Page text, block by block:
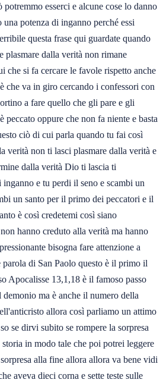
esserci e alcune cose lo danno
potenza di inganno perché essi
questa frase qui guardate quando
plasmare dalla verità non rimane
che si fa cercare le favole rispetto anche
che va in giro cercando i confessori con
a fare quello che gli pare e gli
peccato oppure che non fa niente e basta
ciò di cui parla quando tu fai così
verità non ti lasci plasmare dalla verità e
dalla verità Dio ti lascia ti
e tu perdi il seno e scambi un
un santo per il primo dei peccatori e il
è così credetemi così siano
hanno creduto alla verità ma hanno
bisogna fare attenzione a
di San Paolo questo è il primo il
Apocalisse 13,1,18 è il famoso passo
ma è anche il numero della
allora così parliamo un attimo
se dirvi subito se rompere la sorpresa
in modo tale che poi potrei leggere
alla fine allora allora va bene vidi
aveva dieci corna e sette teste sulle